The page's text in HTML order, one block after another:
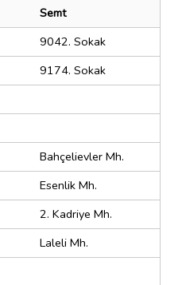
Semt
9042. Sokak
9174. Sokak
Bahçelievler Mh.
Esenlik Mh.
2. Kadriye Mh.
Laleli Mh.